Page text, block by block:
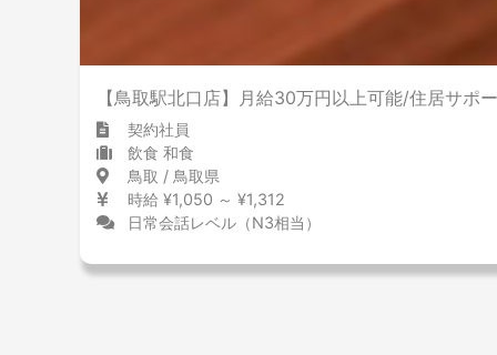
【鳥取駅北口店】月給30万円以上可能/住居サポ
契約社員
飲食 和食
鳥取 / 鳥取県
時給 ¥1,050 ～ ¥1,312
日常会話レベル（N3相当）